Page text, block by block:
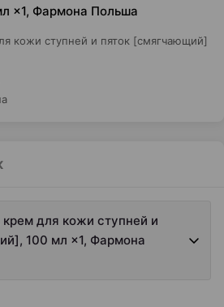
×1, Фармона Польша
кожи ступней и пяток [смягчающий]
для кожи ступней и
100 мл ×1, Фармона